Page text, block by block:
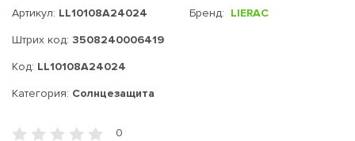
Артикул: LL10108A24024
Штрих код: 3508240006419
Код: LL10108A24024
Бренд: LIERAC
Категория: Солнцезащита
0